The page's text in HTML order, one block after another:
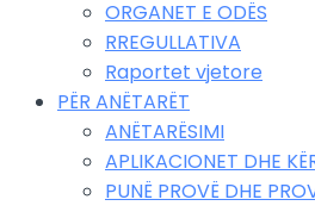
ORGANET E ODËS
RREGULLATIVA
Raportet vjetore
PËR ANËTARËT
ANËTARËSIMI
APLIKACIONET DHE
PUNË PROVË DHE